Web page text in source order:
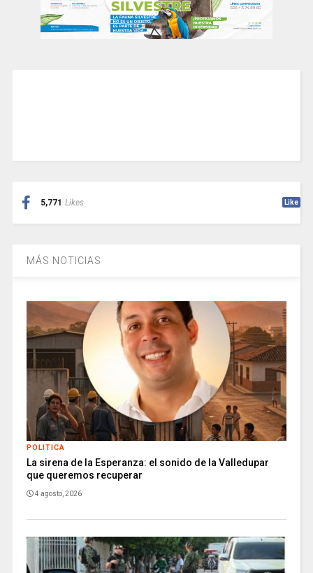
5,771 Likes Like
MÁS NOTICIAS
POLITICA
La sirena de la Esperanza: el sonido de la Valledupar
que queremos recuperar
4 agosto, 2026